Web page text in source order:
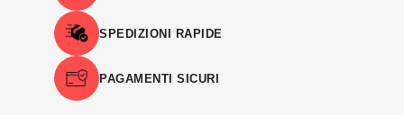
SPEDIZIONI RAPIDE
PAGAMENTI SICURI